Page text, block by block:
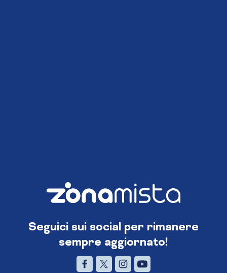
Seguici sui social per rimanere
sempre aggiornato!